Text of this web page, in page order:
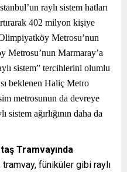
raylı sistem hatları
402 milyon kişiye
Metrosu’nun
Metrosu’nun Marmaray’a
sistem” tercihlerini olumlu
beklenen Haliç Metro
metrosunun da devreye
sistem ağırlığının daha da
Tramvayında
tramvay, füniküler gibi raylı